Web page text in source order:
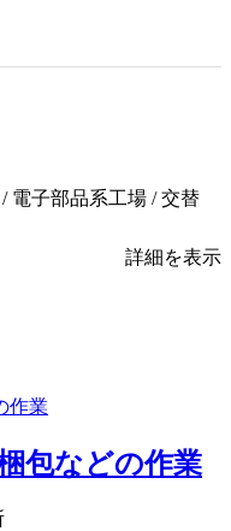
電子部品系工場 / 交替
詳細を表示
包などの作業